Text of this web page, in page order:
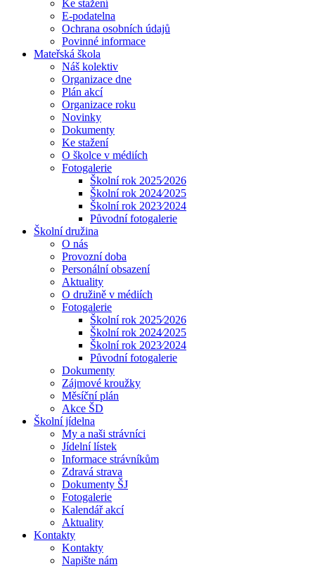
Ke stažení
E-podatelna
Ochrana osobních údajů
Povinné informace
Mateřská škola
Náš kolektiv
Organizace dne
Plán akcí
Organizace roku
Novinky
Dokumenty
Ke stažení
O školce v médiích
Fotogalerie
Školní rok 2025⁄2026
Školní rok 2024⁄2025
Školní rok 2023⁄2024
Původní fotogalerie
Školní družina
O nás
Provozní doba
Personální obsazení
Aktuality
O družině v médiích
Fotogalerie
Školní rok 2025⁄2026
Školní rok 2024⁄2025
Školní rok 2023⁄2024
Původní fotogalerie
Dokumenty
Zájmové kroužky
Měsíční plán
Akce ŠD
Školní jídelna
My a naši strávníci
Jídelní lístek
Informace strávníkům
Zdravá strava
Dokumenty ŠJ
Fotogalerie
Kalendář akcí
Aktuality
Kontakty
Kontakty
Napište nám